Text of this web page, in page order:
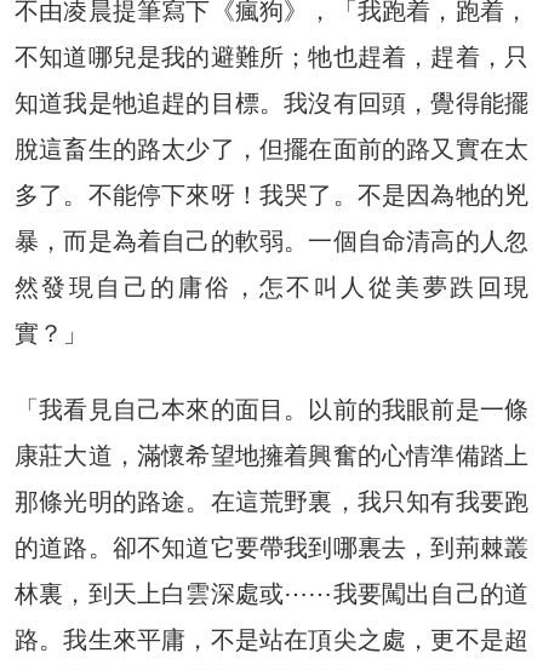
不由凌晨提筆寫下《瘋狗》，「我跑着，跑着，
不知道哪兒是我的避難所；牠也趕着，趕着，只
知道我是牠追趕的目標。我沒有回頭，覺得能擺
脫這畜生的路太少了，但擺在面前的路又實在太
多了。不能停下來呀！我哭了。不是因為牠的兇
暴，而是為着自己的軟弱。一個自命清高的人忽
然發現自己的庸俗，怎不叫人從美夢跌回現
實？」
「我看見自己本來的面目。以前的我眼前是一條
康莊大道，滿懷希望地擁着興奮的心情準備踏上
那條光明的路途。在這荒野裏，我只知有我要跑
的道路。卻不知道它要帶我到哪裏去，到荊棘叢
林裏，到天上白雲深處或⋯⋯我要闖出自己的道
路。我生來平庸，不是站在頂尖之處，更不是超